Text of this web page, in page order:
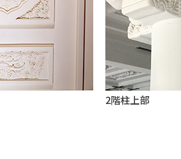
2階柱上部